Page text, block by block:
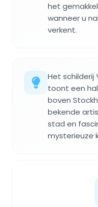
het
wanneer u
verkent.
Het schilderij
toont een
boven
bekende
stad en
mysterieuze